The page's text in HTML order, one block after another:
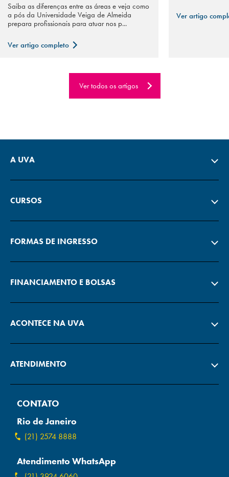
Saiba as diferenças entre as áreas e veja como
a pós da Universidade Veiga de Almeida
prepara profissionais para atuar nos p...
Ver artigo completo
Ver artigo
Ver todos os artigos
A UVA
CURSOS
FORMAS DE INGRESSO
FINANCIAMENTO E BOLSAS
ACONTECE NA UVA
ATENDIMENTO
CONTATO
Rio de Janeiro
(21) 2574 8888
Atendimento WhatsApp